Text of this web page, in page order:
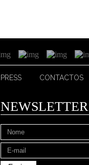
PRESS CONTACTOS
NEWSLETTER